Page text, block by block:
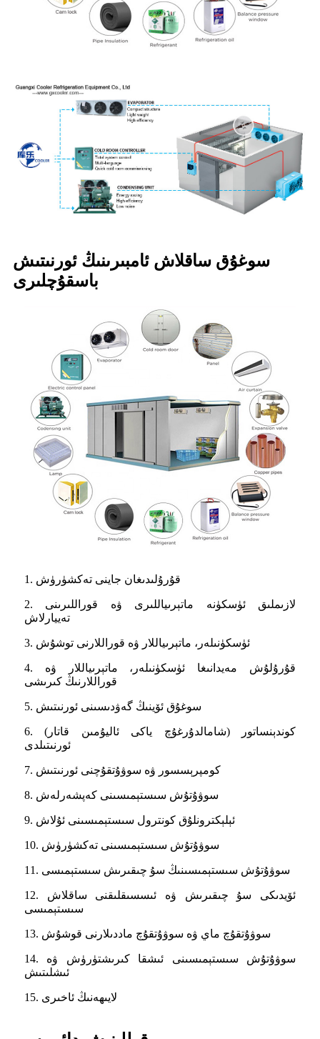
سوغۇق ساقلاش ئامبىرىنىڭ ئورنىتىش
باسقۇچلىرى
1. قۇرۇلىدىغان جاينى تەكشۈرۈش
2. لازىملىق ئۈسكۈنە ماتېرىياللىرى ۋە قوراللىرىنى
تەييارلاش
3. ئۈسكۈنىلەر، ماتېرىياللار ۋە قوراللارنى توشۇش
4. قۇرۇلۇش مەيدانىغا ئۈسكۈنىلەر، ماتېرىياللار ۋە
قوراللارنىڭ كىرىشى
5. سوغۇق ئۆينىڭ گەۋدىسىنى ئورنىتىش
6. كوندېنساتور (شامالدۇرغۇچ ياكى ئاليۇمىن قاتار)
ئورنىتىلدى
7. كومپرېسسور ۋە سوۋۇتقۇچنى ئورنىتىش
8. سوۋۇتۇش سىستېمىسىنى كەپشەرلەش
9. ئېلېكترونلۇق كونترول سىستېمىسىنى ئۇلاش
10. سوۋۇتۇش سىستېمىسىنى تەكشۈرۈش
11. سوۋۇتۇش سىستېمىسىنىڭ سۇ چىقىرىش سىستېمىسى
12. ئۆيدىكى سۇ چىقىرىش ۋە ئىسسىقلىقنى ساقلاش
سىستېمىسى
13. سوۋۇتقۇچ ماي ۋە سوۋۇتقۇچ ماددىلارنى قوشۇش
14. سوۋۇتۇش سىستېمىسىنى ئىشقا كىرىشتۈرۈش ۋە
ئىشلىتىش
15. لايىھەنىڭ ئاخىرى